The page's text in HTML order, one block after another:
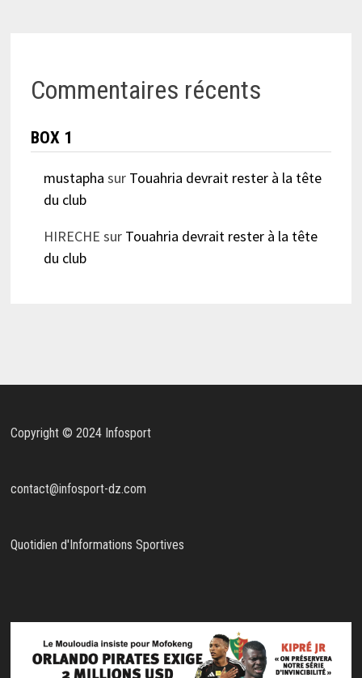
Commentaires récents
BOX 1
mustapha sur Touahria devrait rester à la tête
du club
HIRECHE sur Touahria devrait rester à la tête
du club
Copyright © 2024 Infosport
contact@infosport-dz.com
Quotidien d'Informations Sportives